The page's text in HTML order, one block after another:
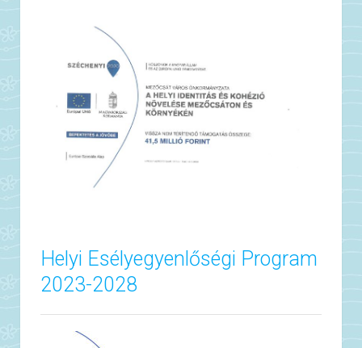
Helyi Esélyegyenlőségi Program
2023-2028